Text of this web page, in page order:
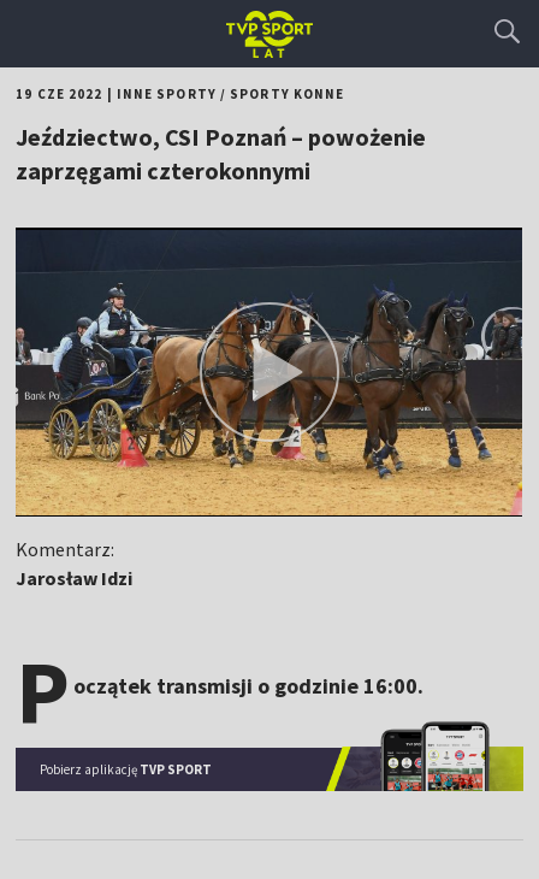
19 CZE 2022 INNE SPORTY / SPORTY KONNE
Jeździectwo, CSI Poznań – powożenie
zaprzęgami czterokonnymi
Komentarz:
Jarosław Idzi
P oczątek transmisji o godzinie 16:00.
Pobierz aplikację TVP SPORT